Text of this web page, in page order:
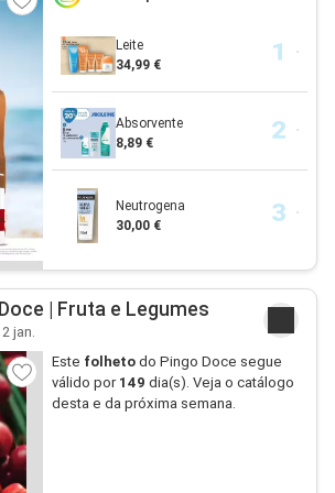
Leite
34,99 €
Absorvente
8,89 €
Neutrogena
30,00 €
| Fruta e Legumes
jan.
Este folhetodo Pingo Doce segue
válido por 149 dia(s). Veja o catálogo
desta e da próxima semana.